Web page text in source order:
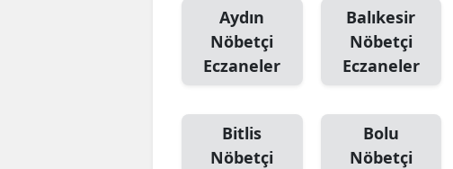
Aydın
Nöbetçi
Eczaneler
Balıkesir
Nöbetçi
Eczaneler
Bitlis
Nöbetçi
Bolu
Nöbetçi